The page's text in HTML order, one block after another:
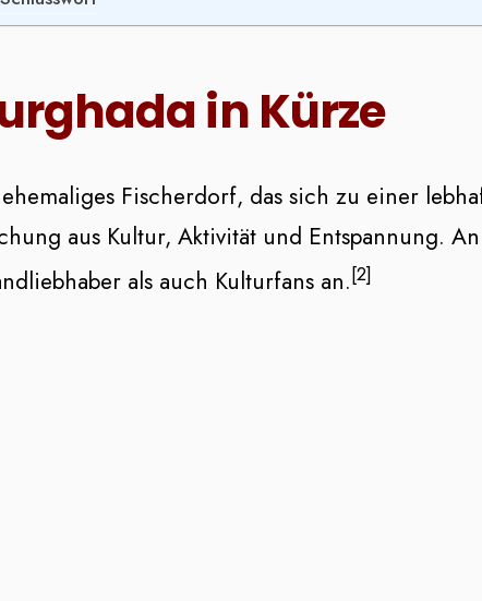
in Kürze
Fischerdorf, das sich zu einer
aus Kultur, Aktivität und Entspannung.
als auch Kulturfans an.[2]